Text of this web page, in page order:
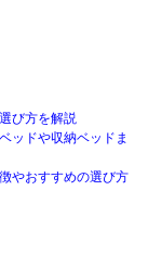
び方を解説
ッドや収納ベッドま
やおすすめの選び方